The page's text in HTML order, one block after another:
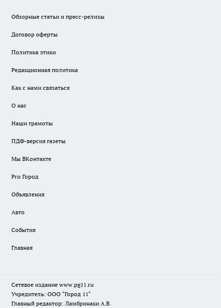
Обзорные статьи и пресс-релизы
Договор оферты
Политика этики
Редакционная политика
Как с нами связаться
О нас
Наши грамоты
ПДФ-версия газеты
Мы ВКонтакте
Pro Город
Объявления
Авто
События
Главная
Сетевое издание www.pg11.ru
Учредитель: ООО "Город 11"
Главный редактор: Ламбринаки А.В.